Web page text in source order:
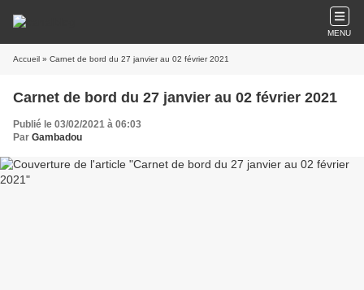
MENU
Accueil » Carnet de bord du 27 janvier au 02 février 2021
Carnet de bord du 27 janvier au 02 février 2021
Publié le 03/02/2021 à 06:03
Par Gambadou